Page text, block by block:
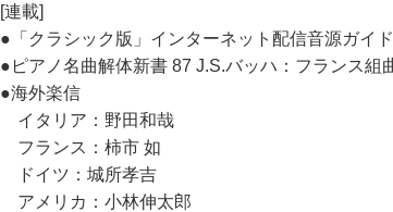
[連載]
●「クラシック版」インターネット配信音源ガイ
●ピアノ名曲解体新書 87 J.S.バッハ：フランス
●海外楽信
イタリア：野田和哉
フランス：柿市 如
ドイツ：城所孝吉
アメリカ：小林伸太郎